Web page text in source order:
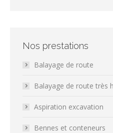
Nos prestations
Balayage de route
Balayage de route très
Aspiration excavation
Bennes et conteneurs